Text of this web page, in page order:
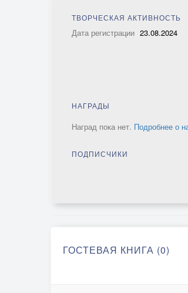
ТВОРЧЕСКАЯ АКТИВНОСТЬ
Дата регистрации 23.08.2024
НАГРАДЫ
Наград пока нет. Подробнее о
ПОДПИСЧИКИ
ГОСТЕВАЯ КНИГА (0)